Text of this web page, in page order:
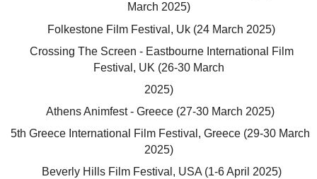
March 2025)
Folkestone Film Festival, Uk (24 March 2025)
Crossing The Screen - Eastbourne International Film
Festival, UK (26-30 March
2025)
Athens Animfest - Greece (27-30 March 2025)
5th Greece International Film Festival, Greece (29-30 March
2025)
Beverly Hills Film Festival, USA (1-6 April 2025)